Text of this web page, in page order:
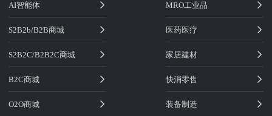
AI智能体
S2B2b/B2B商城
S2B2C/B2B2C商城
B2C商城
O2O商城
MRO工业品
医药医疗
家居建材
快消零售
装备制造